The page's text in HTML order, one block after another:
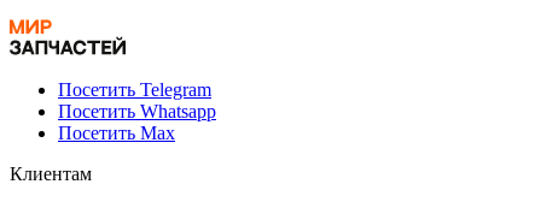
Посетить Telegram
Посетить Whatsapp
Посетить Max
Клиентам